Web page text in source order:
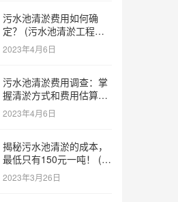
污水池清淤费用如何确
定？ (污水池清淤工程价
格多少)
2023年4月6日
污水池清淤费用调查：掌
握清淤方式和费用估算技
巧 (污水池清淤多少钱一
方米)
2023年4月6日
揭秘污水池清淤的成本，
最低只有150元一吨！ (污
水池清淤一米多少钱一吨)
2023年3月26日